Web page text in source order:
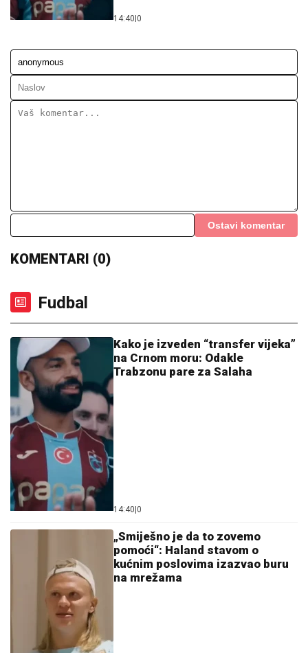
14:40 0
Ostavi komentar
KOMENTARI (0)
Fudbal
Kako je izveden “transfer vijeka”
na Crnom moru: Odakle
Trabzonu pare za Salaha
14:40 0
„Smiješno je da to zovemo
pomoći“: Haland stavom o
kućnim poslovima izazvao buru
na mrežama